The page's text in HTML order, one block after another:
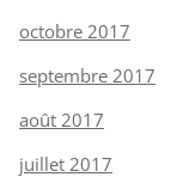
octobre 2017
septembre 2017
août 2017
juillet 2017